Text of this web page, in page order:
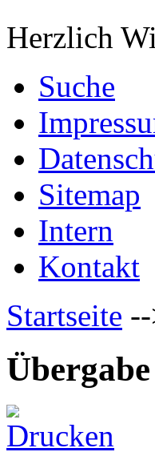
Herzlich
Suche
Sitemap
Intern
Kontakt
Startseite